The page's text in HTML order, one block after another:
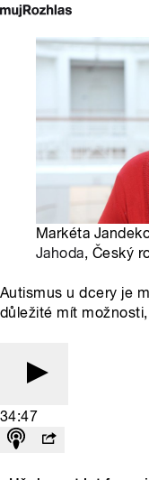
Markéta
Jahoda, Český
Autismus u dcery je
důležité mít
34:47